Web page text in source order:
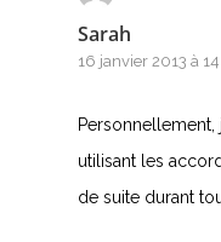
Sarah
16 janvier 2013 à
Personnellement,
utilisant les
de suite durant